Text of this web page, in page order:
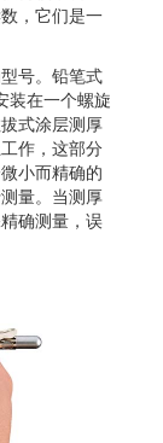
，它们是一
号。铅笔式
装在一个螺旋
式涂层测厚
作，这部分
小而精确的
量。当测厚
确测量，误